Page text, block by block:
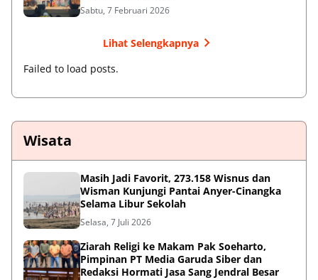
Sabtu, 7 Februari 2026
Lihat Selengkapnya
Failed to load posts.
Wisata
Masih Jadi Favorit, 273.158 Wisnus dan
Wisman Kunjungi Pantai Anyer-Cinangka
Selama Libur Sekolah
Selasa, 7 Juli 2026
Ziarah Religi ke Makam Pak Soeharto,
Pimpinan PT Media Garuda Siber dan
Redaksi Hormati Jasa Sang Jendral Besar